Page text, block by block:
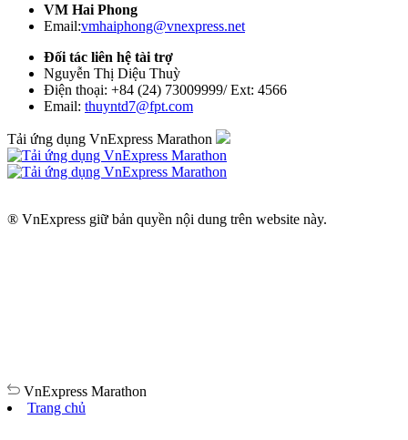
VM Hai Phong
Email:vmhaiphong@vnexpress.net
Đối tác liên hệ tài trợ
Nguyễn Thị Diệu Thuỳ
Điện thoại: +84 (24) 73009999/ Ext: 4566
Email: thuyntd7@fpt.com
Tải ứng dụng VnExpress Marathon
® VnExpress giữ bản quyền nội dung trên website này.
VnExpress Marathon
Trang chủ